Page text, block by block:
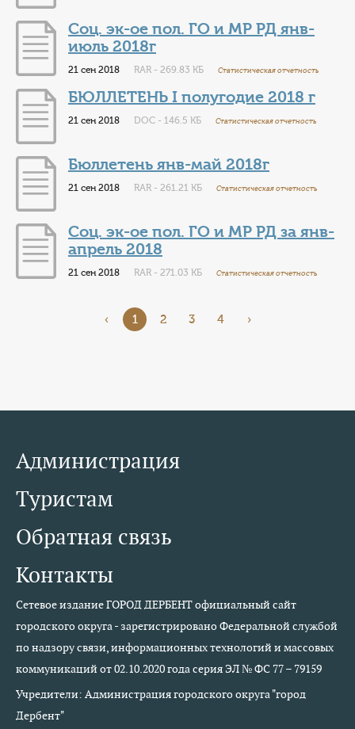
Соц. эк-ое пол. ГО и МР РД янв-
июль 2018г
21 сен 2018 RAR - 269.83 КБ Статистическая отчетность
БЮЛЛЕТЕНЬ I полугодие 2018 г
21 сен 2018 DOC - 146.5 КБ Статистическая отчетность
Бюллетень янв-май 2018г
21 сен 2018 RAR - 261.21 КБ Статистическая отчетность
Соц. эк-ое пол. ГО и МР РД за янв-
апрель 2018
21 сен 2018 RAR - 271.03 КБ Статистическая отчетность
‹ 1 2 3 4 ›
Администрация
Туристам
Обратная связь
Контакты
Сетевое издание ГОРОД ДЕРБЕНТ официальный сайт
городского округа - зарегистрировано Федеральной службой
по надзору связи, информационных технологий и массовых
коммуникаций от 02.10.2020 года серия ЭЛ № ФС 77 – 79159
Учредители: Администрация городского округа "город
Дербент"